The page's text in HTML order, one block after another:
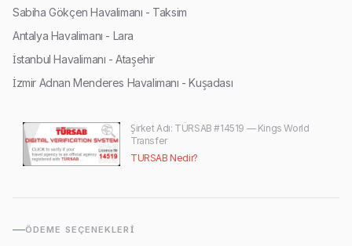
Sabiha Gökçen Havalimanı - Taksim
Antalya Havalimanı - Lara
İstanbul Havalimanı - Ataşehir
İzmir Adnan Menderes Havalimanı - Kuşadası
Şirket Adı: TÜRSAB #14519 — Kings World
Transfer
TURSAB Nedir?
ÖDEME SEÇENEKLERI